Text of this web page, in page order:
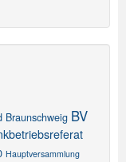
Braunschweig BV
Hauptversammlung